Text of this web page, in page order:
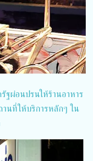
รัฐผ่อนปรนให้ร้านอาหาร
านที่ให้บริการหลักๆ ใน